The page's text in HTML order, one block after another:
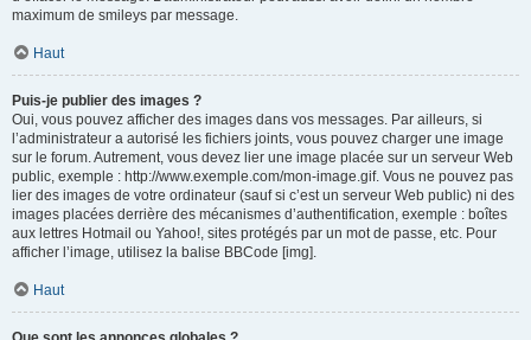
maximum de smileys par message.
Haut
Puis-je publier des images ?
Oui, vous pouvez afficher des images dans vos messages. Par ailleurs, si
l’administrateur a autorisé les fichiers joints, vous pouvez charger une image
sur le forum. Autrement, vous devez lier une image placée sur un serveur Web
public, exemple : http://www.exemple.com/mon-image.gif. Vous ne pouvez pas
lier des images de votre ordinateur (sauf si c’est un serveur Web public) ni des
images placées derrière des mécanismes d’authentification, exemple : boîtes
aux lettres Hotmail ou Yahoo!, sites protégés par un mot de passe, etc. Pour
afficher l’image, utilisez la balise BBCode [img].
Haut